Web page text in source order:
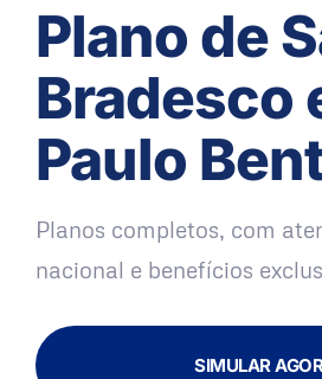
Plano de
Bradesco
Paulo
Planos completos, com
nacional e benefícios
SIMULAR